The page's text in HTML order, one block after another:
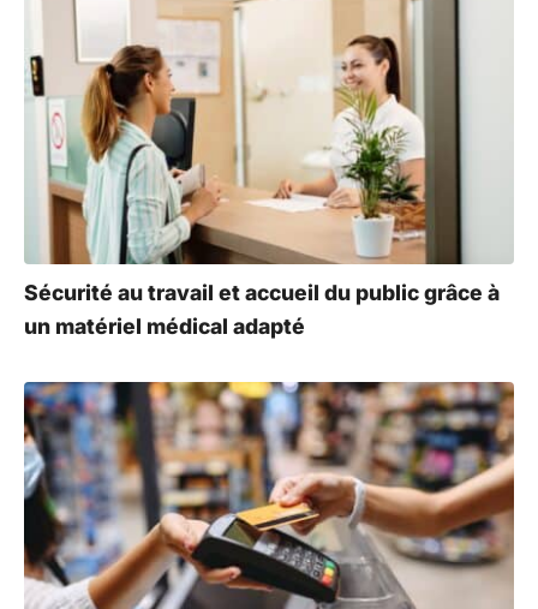
Sécurité au travail et accueil du public grâce à
un matériel médical adapté